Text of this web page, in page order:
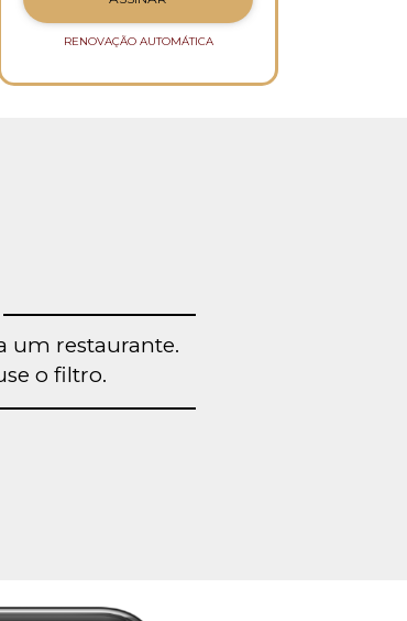
RENOVAÇÃO AUTOMÁTICA
um restaurante.
o filtro.